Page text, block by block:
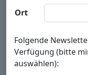
Ort
Folgende
Verfügung (bitte
auswählen):